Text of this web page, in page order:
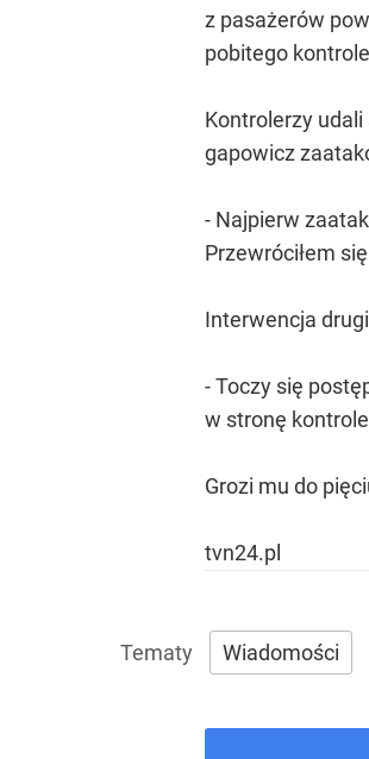
z pasażerów
pobitego
Kontrolerzy
gapowicz
- Najpierw
Przewróciłem
Interwencja
- Toczy się
w stronę
Grozi mu do
tvn24.pl
Wiadomości